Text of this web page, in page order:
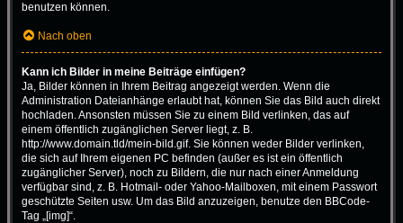
benutzen können.
Nach oben
Kann ich Bilder in meine Beiträge einfügen?
Ja, Bilder können in Ihrem Beitrag angezeigt werden. Wenn die
Administration Dateianhänge erlaubt hat, können Sie das Bild auch direkt
hochladen. Ansonsten müssen Sie zu einem Bild verlinken, das auf
einem öffentlich zugänglichen Server liegt, z. B.
http://www.domain.tld/mein-bild.gif. Sie können weder Bilder verlinken,
die sich auf Ihrem eigenen PC befinden (außer es ist ein öffentlich
zugänglicher Server), noch zu Bildern, die nur nach einer Anmeldung
verfügbar sind, z. B. Hotmail- oder Yahoo-Mailboxen, mit einem Passwort
geschützte Seiten usw. Um das Bild anzuzeigen, benutze den BBCode-
Tag „[img]“.